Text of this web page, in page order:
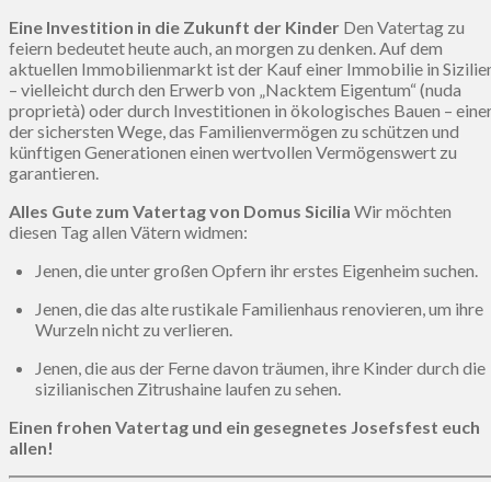
Eine Investition in die Zukunft der Kinder Den Vatertag zu
feiern bedeutet heute auch, an morgen zu denken. Auf dem
aktuellen Immobilienmarkt ist der Kauf einer Immobilie in
– vielleicht durch den Erwerb von „Nacktem Eigentum“ (nuda
proprietà) oder durch Investitionen in ökologisches Bauen –
der sichersten Wege, das Familienvermögen zu schützen und
künftigen Generationen einen wertvollen Vermögenswert zu
garantieren.
Alles Gute zum Vatertag von Domus Sicilia Wir möchten
diesen Tag allen Vätern widmen:
Jenen, die unter großen Opfern ihr erstes Eigenheim suchen.
Jenen, die das alte rustikale Familienhaus renovieren, um ihre
Wurzeln nicht zu verlieren.
Jenen, die aus der Ferne davon träumen, ihre Kinder durch die
sizilianischen Zitrushaine laufen zu sehen.
Einen frohen Vatertag und ein gesegnetes Josefsfest euch
allen!